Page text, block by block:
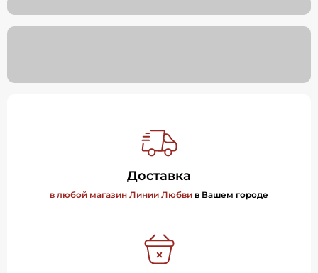
Доставка
в любой магазин Линии Любви в Вашем городе